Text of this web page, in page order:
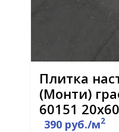
Плитка
(Монти)
60151 20х60
390 руб./м2